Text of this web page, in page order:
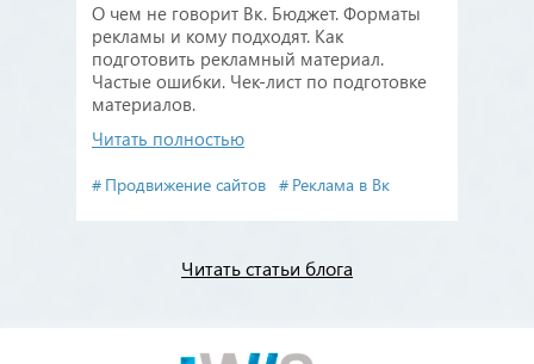
О чем не говорит Вк. Бюджет. Форматы
рекламы и кому подходят. Как
подготовить рекламный материал.
Частые ошибки. Чек-лист по подготовке
материалов.
Читать полностью
Продвижение сайтов Реклама в Вк
Читать статьи блога